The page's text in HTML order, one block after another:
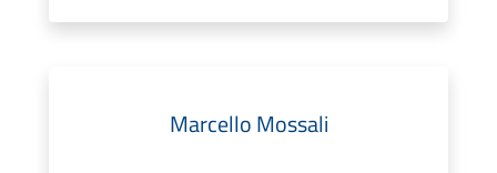
Marcello Mossali